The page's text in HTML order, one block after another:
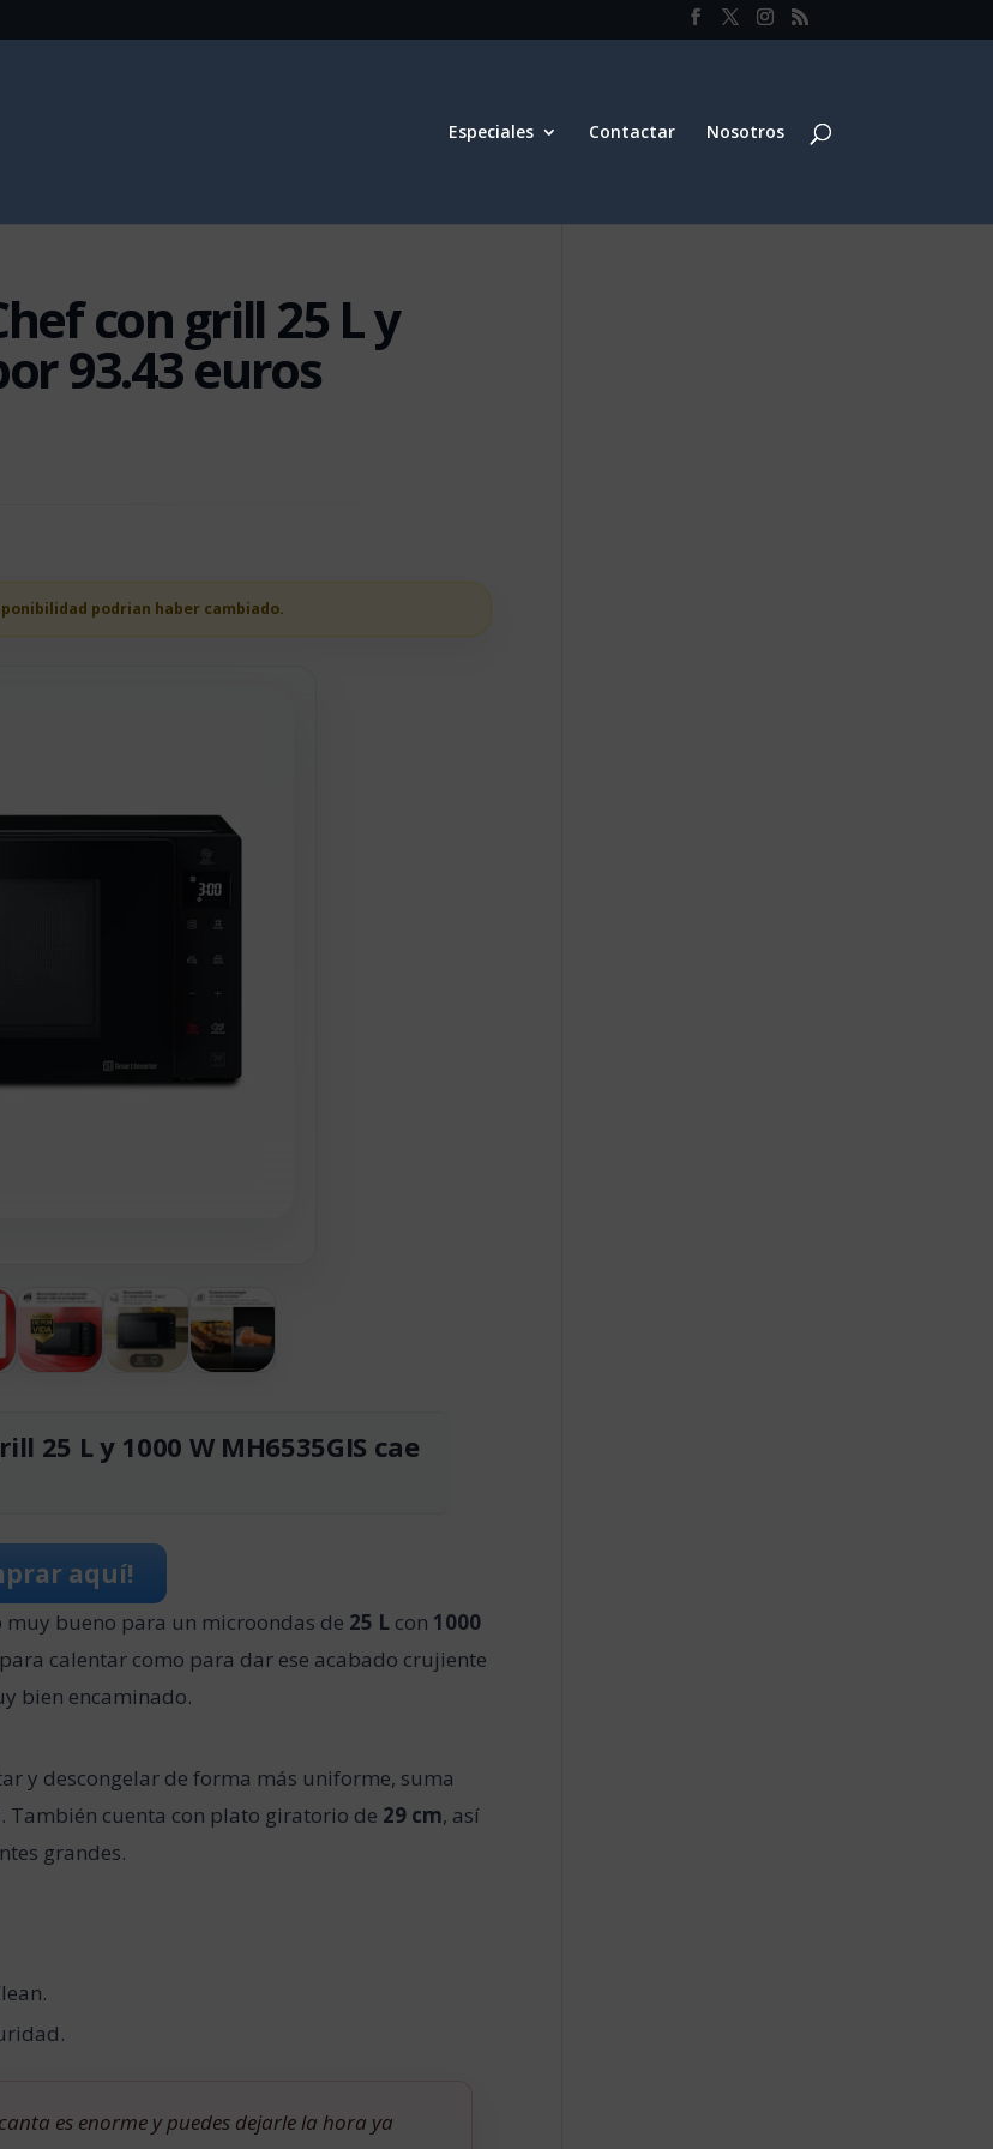
Especiales Contactar Nosotros
con grill 25 L y
93.43 euros
podrian haber cambiado.
25 L y 1000 W MH6535GIS cae
aquí!
muy bueno para un microondas de 25 L con 1000
calentar como para dar ese acabado crujiente
bien encaminado.
y descongelar de forma más uniforme, suma
. También cuenta con plato giratorio de 29 cm, así
grandes.
es enorme y puedes dejarle la hora ya